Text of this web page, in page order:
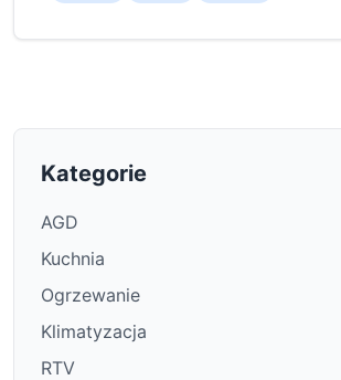
Kategorie
AGD
Kuchnia
Ogrzewanie
Klimatyzacja
RTV